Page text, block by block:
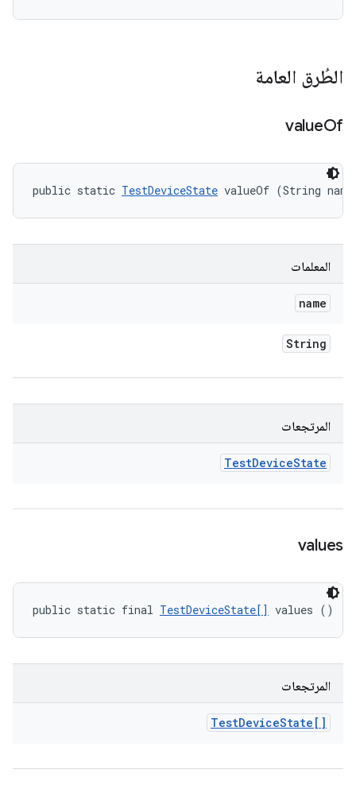
الطُرق العامة
valueOf
public static TestDeviceState valueOf (String
المعلمات
name
String
المرتجعات
TestDeviceState
values
public static final TestDeviceState[] values ()
المرتجعات
TestDeviceState[]